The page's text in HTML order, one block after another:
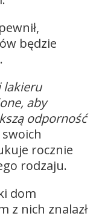
będzie
lakieru
aby
odporność
rocznie
rodzaju.
dom
z nich znalazł